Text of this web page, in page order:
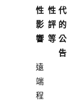
性
影
響
性
評
等
代
的
公
告
遠
端
程